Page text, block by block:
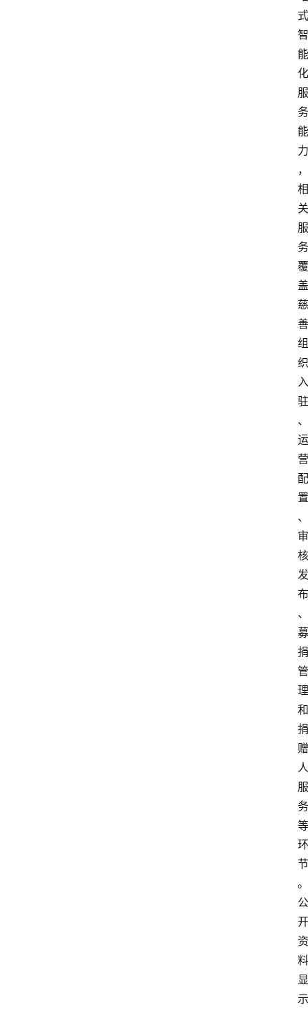
式
智
能
化
服
务
能
力
，
相
关
服
务
覆
盖
慈
善
组
织
入
驻
、
运
营
配
置
、
审
核
发
布
、
募
捐
管
理
和
捐
赠
人
服
务
等
环
节
。
公
开
资
料
显
示